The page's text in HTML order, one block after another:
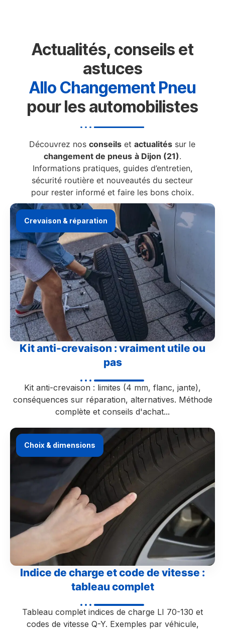
Actualités, conseils et
astuces
Allo Changement Pneu
pour les automobilistes
Découvrez nosconseils etactualités sur le
changement de pneus à Dijon (21).
Informations pratiques, guides d’entretien,
sécurité routière et nouveautés du secteur
pour rester informé et faire les bons choix.
Crevaison & réparation
Kit anti-crevaison : vraiment utile ou
pas
Kit anti-crevaison : limites (4 mm, flanc, jante),
conséquences sur réparation, alternatives. Méthode
complète et conseils d'achat...
Choix & dimensions
Indice de charge et code de vitesse :
tableau complet
Tableau complet indices de charge LI 70-130 et
codes de vitesse Q-Y. Exemples par véhicule,